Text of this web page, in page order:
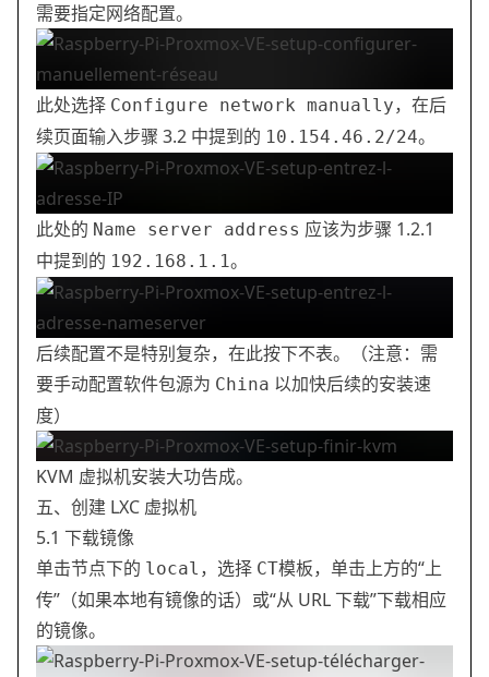
需要指定网络配置。
此处选择 Configure network manually，在后
续页面输入步骤 3.2 中提到的 10.154.46.2/24。
此处的 Name server address 应该为步骤 1.2.1
中提到的 192.168.1.1。
后续配置不是特别复杂，在此按下不表。（注意：需
要手动配置软件包源为 China 以加快后续的安装速
度）
KVM 虚拟机安装大功告成。
五、创建 LXC 虚拟机
5.1 下载镜像
单击节点下的 local ，选择 CT模板，单击上方的“上
传”（如果本地有镜像的话）或“从 URL 下载”下载相应
的镜像。